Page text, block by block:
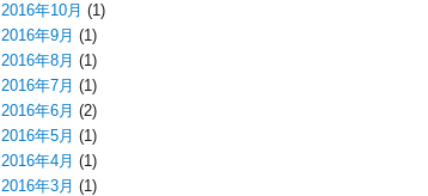
2016年10月 (1)
2016年9月 (1)
2016年8月 (1)
2016年7月 (1)
2016年6月 (2)
2016年5月 (1)
2016年4月 (1)
2016年3月 (1)